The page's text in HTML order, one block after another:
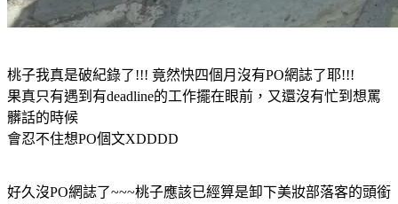
桃子我真是破紀錄了!!! 竟然快四個月沒有PO網誌了耶!!!
果真只有遇到有deadline的工作擺在眼前，又還沒有忙到想罵
髒話的時候
會忍不住想PO個文XDDDD
好久沒PO網誌了~~~桃子應該已經算是卸下美妝部落客的頭銜